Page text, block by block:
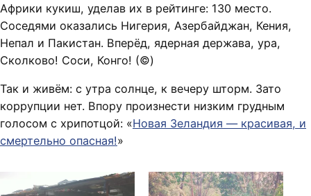
Африки кукиш, уделав их в рейтинге: 130 место.
Соседями оказались Нигерия, Азербайджан, Кения,
Непал и Пакистан. Вперёд, ядерная держава, ура,
Сколково! Соси, Конго! (©)
Так и живём: с утра солнце, к вечеру шторм. Зато
коррупции нет. Впору произнести низким грудным
голосом с хрипотцой: «Новая Зеландия — красивая, и
смертельно опасная!»